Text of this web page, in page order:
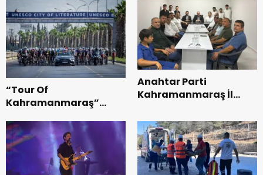
“Tour Of
Kahramanmaraş”
Bisikleti Turnuvası
Tamamlandı.
Anahtar Parti
Kahramanmaraş İl
Teşkilatı ile buluştu.